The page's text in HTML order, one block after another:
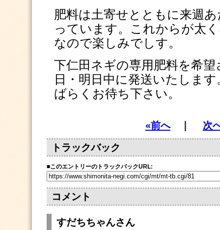
肥料は土寄せとともに来週
っています。これからが太
なので楽しみでしす。
下仁田ネギの専用肥料を希
日・明日中に発送いたしま
ばらくお待ち下さい。
«前へ｜ 次
トラックバック
■このエントリーのトラックバックURL:
コメント
すだちちゃんさん